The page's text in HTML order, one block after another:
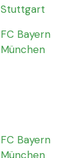
Stuttgart
FC Bayern
München
FC Bayern
München